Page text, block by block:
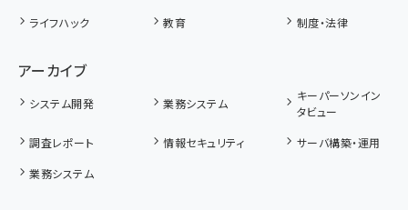
ライフハック
教育 制度・法律
アーカイブ
システム開発 業務システム
キーパーソンイン
タビュー
調査レポート
情報セキュリティ
サーバ構築・運用
業務システム